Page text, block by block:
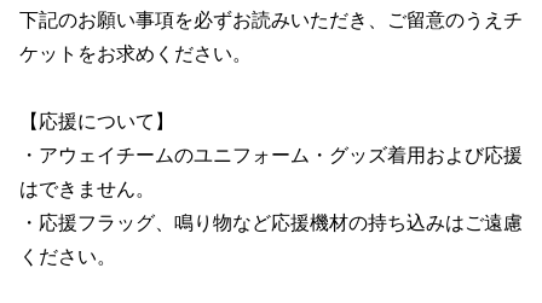
下記のお願い事項を必ずお読みいただき、ご留意のうえチ
ケットをお求めください。
【応援について】
・アウェイチームのユニフォーム・グッズ着用および応援
はできません。
・応援フラッグ、鳴り物など応援機材の持ち込みはご遠慮
ください。